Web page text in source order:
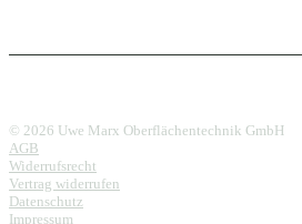
© 2026 Uwe Marx Oberflächentechnik GmbH
AGB
Widerrufsrecht
Vertrag widerrufen
Datenschutz
Impressum